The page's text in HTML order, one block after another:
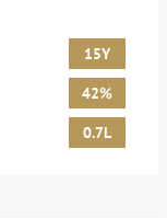
15Y
42%
0.7L